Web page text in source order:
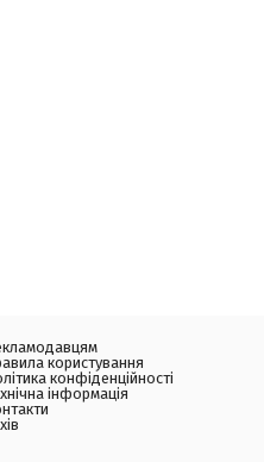
користування
конфіденційності
інформація